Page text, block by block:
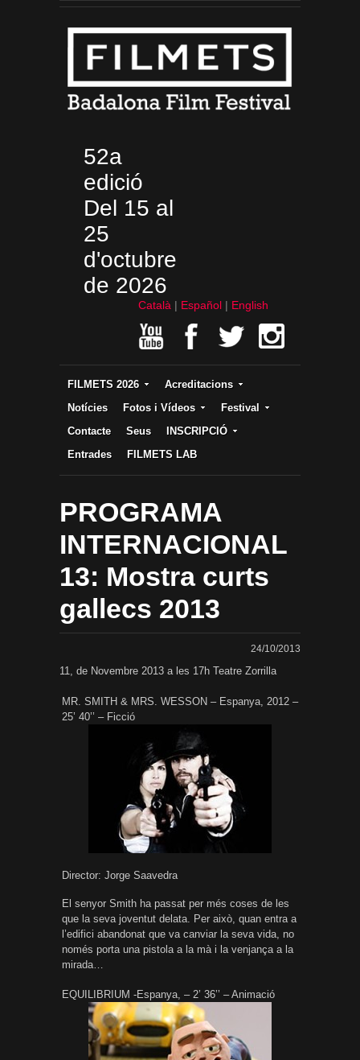
52a
edició
Del 15 al
25
d'octubre
de 2026
Català Español English
FILMETS 2026
Acreditacions
Notícies
Fotos i Vídeos
Festival
Contacte
Seus
INSCRIPCIÓ
Entrades
FILMETS LAB
PROGRAMA
INTERNACIONAL
13: Mostra curts
gallecs 2013
24/10/2013
11, de Novembre 2013 a les 17h Teatre Zorrilla
MR. SMITH & MRS. WESSON – Espanya, 2012 –
25’ 40’’ – Ficció
Director: Jorge Saavedra
El senyor Smith ha passat per més coses de les
que la seva joventut delata. Per això, quan entra a
l’edifici abandonat que va canviar la seva vida, no
només porta una pistola a la mà i la venjança a la
mirada…
EQUILIBRIUM -Espanya, – 2’ 36’’ – Animació